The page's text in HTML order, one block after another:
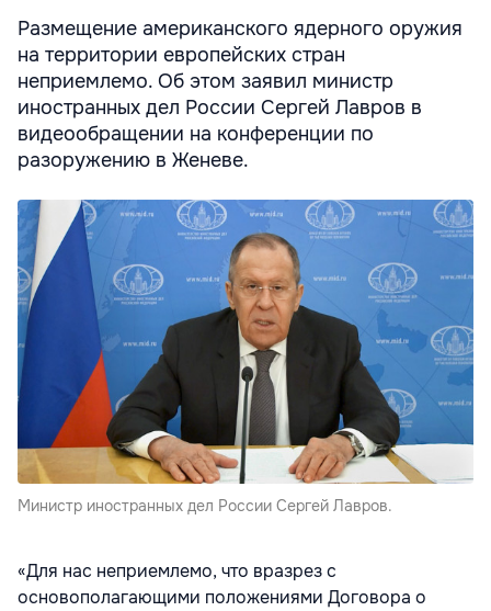
Размещение американского ядерного оружия
на территории европейских стран
неприемлемо. Об этом заявил министр
иностранных дел России Сергей Лавров в
видеообращении на конференции по
разоружению в Женеве.
Министр иностранных дел России Сергей Лавров.
«Для нас неприемлемо, что вразрез с
основополагающими положениями Договора о